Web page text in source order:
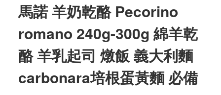
馬諾 羊奶乾酪 Pecorino
romano 240g-300g 綿羊乾
酪 羊乳起司 燉飯 義大利麵
carbonara培根蛋黃麵 必備